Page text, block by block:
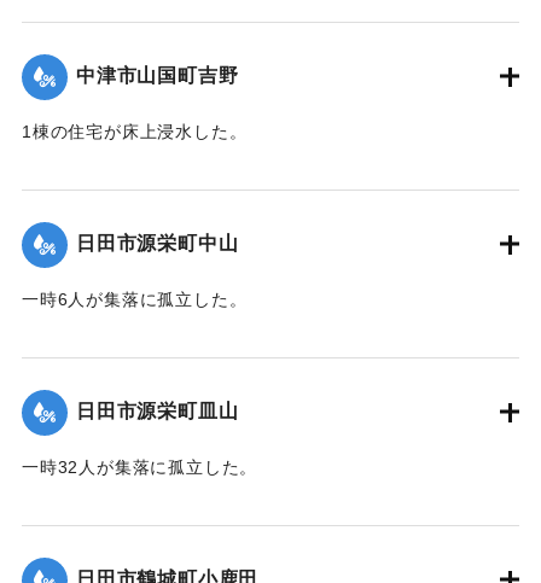
町内県道崩壊 8カ所
市道崩壊 6カ所
山林・河川・田畑崩壊多数
｜固有コード:
｜固有コード:01203022
中津市山国町吉野
1棟の住宅が床上浸水した。
｜固有コード:01203020
日田市源栄町中山
一時6人が集落に孤立した。
｜固有コード:01203016
日田市源栄町皿山
一時32人が集落に孤立した。
｜固有コード:01203017
日田市鶴城町小鹿田